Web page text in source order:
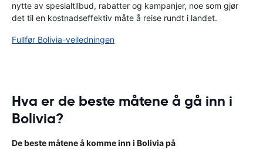
nytte av spesialtilbud, rabatter og kampanjer, noe som gjør
det til en kostnadseffektiv måte å reise rundt i landet.
Fullfør Bolivia-veiledningen
Hva er de beste måtene å gå inn i
Bolivia?
De beste måtene å komme inn i Bolivia på